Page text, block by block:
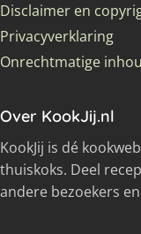
Disclaimer en
Privacyverklaring
Onrechtmatige
Over KookJij.nl
KookJij is dé
thuiskoks. Deel
andere bezoekers